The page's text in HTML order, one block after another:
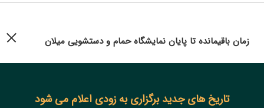
زمان باقیمانده تا پایان نمایشگاه حمام و دستشویی میلان
تاریخ های جدید برگزاری به زودی اعلام می شود